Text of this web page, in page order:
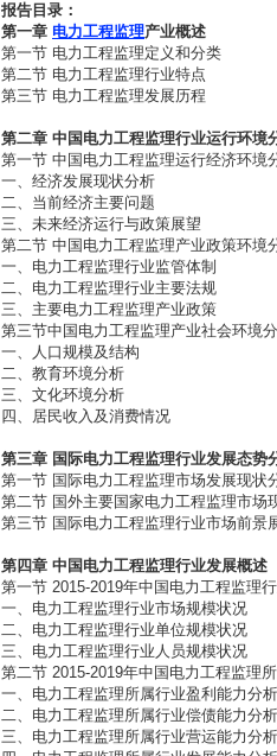
报告目录：
第一章 电力工程监理产业概述
第一节 电力工程监理定义和分类
第二节 电力工程监理行业特点
第三节 电力工程监理发展历程
第二章 中国电力工程监理行业运行环境
第一节 中国电力工程监理运行经济环境
一、经济发展现状分析
二、当前经济主要问题
三、未来经济运行与政策展望
第二节 中国电力工程监理产业政策环境
一、电力工程监理行业监管体制
二、电力工程监理行业主要法规
三、主要电力工程监理产业政策
第三节中国电力工程监理产业社会环境
一、人口规模及结构
二、教育环境分析
三、文化环境分析
四、居民收入及消费情况
第三章 国际电力工程监理行业发展态势
第一节 国际电力工程监理市场发展现状
第二节 国外主要国家电力工程监理市场
第三节 国际电力工程监理行业市场前景
第四章 中国电力工程监理行业发展概述
第一节 2015-2019年中国电力工程监理
一、电力工程监理行业市场规模状况
二、电力工程监理行业单位规模状况
三、电力工程监理行业人员规模状况
第二节 2015-2019年中国电力工程监理
一、电力工程监理所属行业盈利能力分析
二、电力工程监理所属行业偿债能力分析
三、电力工程监理所属行业营运能力分析